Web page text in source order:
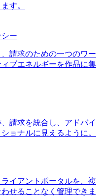
す。
ー
請求のための一つのワー
ブエネルギーを作品に集
請求を統合し、アドバイ
ョナルに見えるように。
イアントポータルを、複
せることなく管理できま